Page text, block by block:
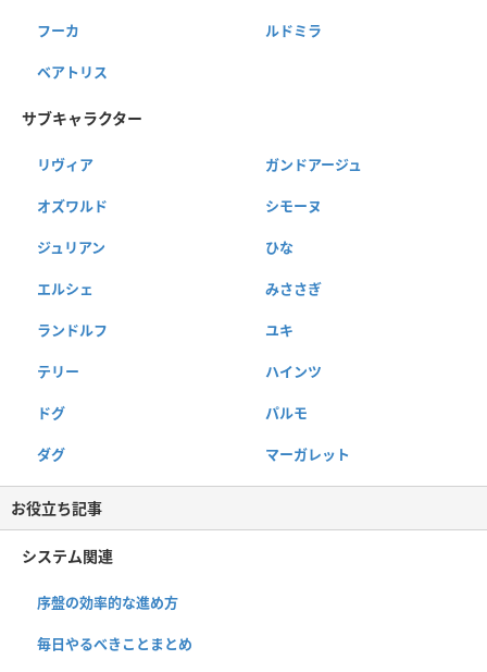
フーカ ルドミラ
ベアトリス
サブキャラクター
リヴィア ガンドアージュ
オズワルド シモーヌ
ジュリアン ひな
エルシェ みささぎ
ランドルフ ユキ
テリー ハインツ
ドグ パルモ
ダグ マーガレット
お役立ち記事
システム関連
序盤の効率的な進め方
毎日やるべきことまとめ